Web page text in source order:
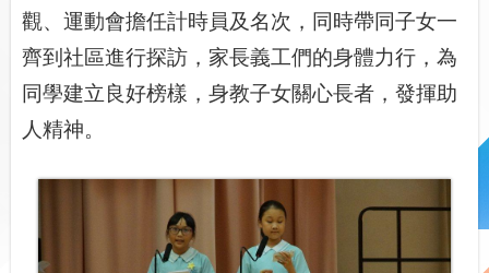
觀、運動會擔任計時員及名次，同時帶同子女一
齊到社區進行探訪，家長義工們的身體力行，為
同學建立良好榜樣，身教子女關心長者，發揮助
人精神。